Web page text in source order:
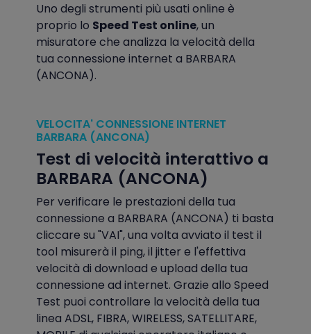
Uno degli strumenti più usati online è
proprio lo Speed Test online, un
misuratore che analizza la velocità della
tua connessione internet a BARBARA
(ANCONA).
VELOCITA' CONNESSIONE INTERNET
BARBARA (ANCONA)
Test di velocità interattivo a
BARBARA (ANCONA)
Per verificare le prestazioni della tua
connessione a BARBARA (ANCONA) ti basta
cliccare su "VAI", una volta avviato il test il
tool misurerà il ping, il jitter e l'effettiva
velocità di download e upload della tua
connessione ad internet. Grazie allo Speed
Test puoi controllare la velocità della tua
linea ADSL, FIBRA, WIRELESS, SATELLITARE,